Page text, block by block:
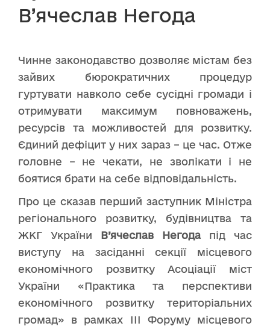
В’ячеслав Негода
Чинне законодавство дозволяє містам без
зайвих бюрократичних процедур
гуртувати навколо себе сусідні громади і
отримувати максимум повноважень,
ресурсів та можливостей для розвитку.
Єдиний дефіцит у них зараз – це час. Отже
головне – не чекати, не зволікати і не
боятися брати на себе відповідальність.
Про це сказав перший заступник Міністра
регіонального розвитку, будівництва та
ЖКГ України В’ячеслав Негода під час
виступу на
засіданні секції місцевого
економічного розвитку Асоціації міст
України «Практика та перспективи
економічного розвитку територіальних
громад» в рамках ІІІ Форуму місцевого